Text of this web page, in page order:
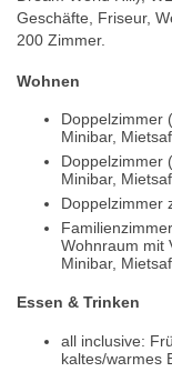
Geschäfte, Friseur,
200 Zimmer.
Wohnen
Doppelzimmer
Minibar,
Doppelzimmer
Minibar,
Doppelzimmer
Wohnraum mit
Minibar,
Essen & Trinken
all inclusive:
kaltes/warmes